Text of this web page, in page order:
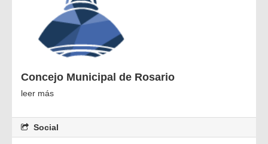
Concejo Municipal de Rosario
leer más
Social